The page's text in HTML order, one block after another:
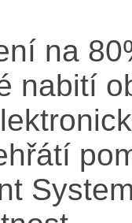
na
nabití